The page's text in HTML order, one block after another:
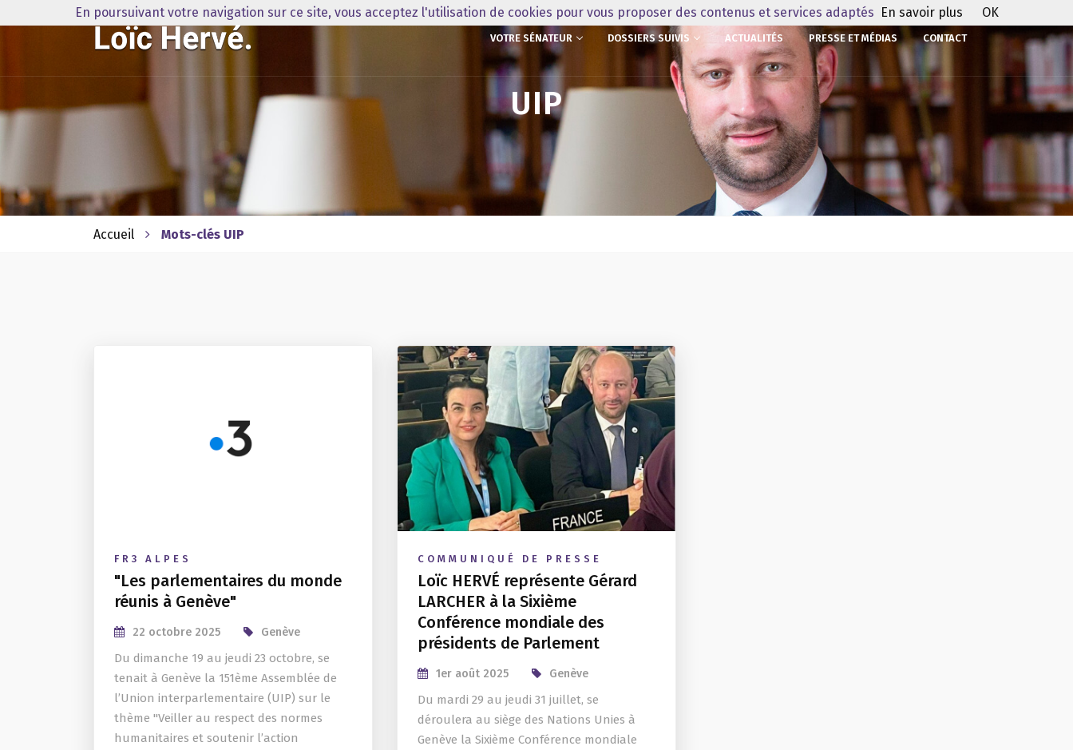
VOTRE SÉNATEUR DOSSIERS SUIVIS ACTUALITÉS PRESSE ET MÉDIAS CONTACT
UIP
Accueil Mots-clés UIP
FR3 ALPES
"Les parlementaires du monde
réunis à Genève"
22 octobre 2025 Genève
Du dimanche 19 au jeudi 23 octobre, se
tenait à Genève la 151ème Assemblée de
l’Union interparlementaire (UIP) sur le
thème "Veiller au respect des normes
humanitaires et soutenir l’action
COMMUNIQUÉ DE PRESSE
Loïc HERVÉ représente Gérard
LARCHER à la Sixième
Conférence mondiale des
présidents de Parlement
1er août 2025 Genève
Du mardi 29 au jeudi 31 juillet, se
déroulera au siège des Nations Unies à
Genève la Sixième Conférence mondiale
En poursuivant votre navigation sur ce site, vous acceptez l'utilisation de cookies pour vous proposer des contenus et services adaptés En savoir plus OK